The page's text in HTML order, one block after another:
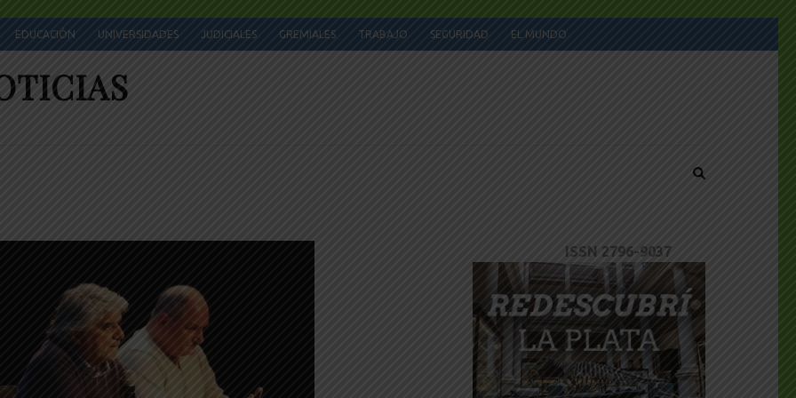
EDUCACIÓN UNIVERSIDADES JUDICIALES GREMIALES TRABAJO SEGURIDAD EL MUNDO
ISSN 2796-9037